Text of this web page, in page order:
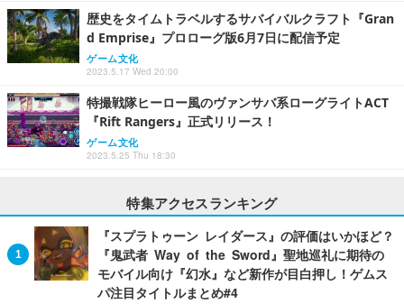
歴史をタイムトラベルするサバイバルクラフト『Gran
d Emprise』プロローグ版6月7日に配信予定
ゲーム文化
2023.5.17 Wed 20:00
特撮戦隊ヒーロー風のヴァンサバ系ローグライトACT
『Rift Rangers』正式リリース！
ゲーム文化
2023.5.25 Thu 18:30
特集アクセスランキング
『スプラトゥーン レイダース』の評価はいかほど？
『鬼武者 Way of the Sword』聖地巡礼に期待の
モバイル向け『幻水』など新作が目白押し！ゲムス
パ注目タイトルまとめ#4